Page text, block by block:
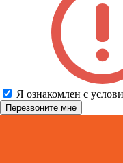
Я ознакомлен с